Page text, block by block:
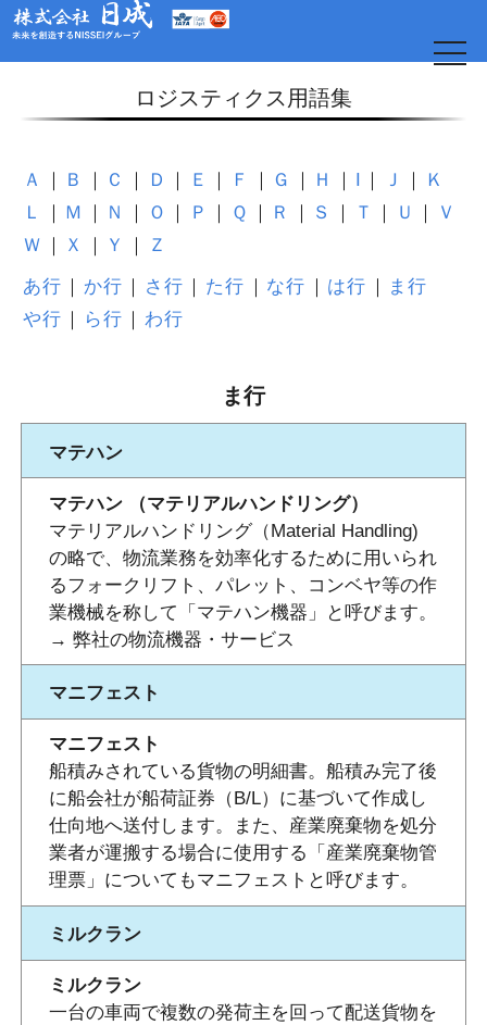
t
o
l
g
ロジスティクス用語集
Ａ Ｂ Ｃ Ｄ Ｅ Ｆ Ｇ Ｈ I Ｊ
Ｋ
Ｌ
Ｍ Ｎ Ｏ Ｐ Ｑ Ｒ Ｓ Ｔ Ｕ
Ｖ
Ｗ
Ｘ Ｙ Ｚ
あ行 か行 さ行 た行 な行 は行
ま行
や行
ら行 わ行
ま行
マテハン
マテハン （マテリアルハンドリング）
マテリアルハンドリング（Material Handling)
の略で、物流業務を効率化するために用いられ
るフォークリフト、パレット、コンベヤ等の作
業機械を称して「マテハン機器」と呼びます。
→ 弊社の物流機器・サービス
マニフェスト
マニフェスト
船積みされている貨物の明細書。船積み完了後
に船会社が船荷証券（B/L）に基づいて作成し
仕向地へ送付します。また、産業廃棄物を処分
業者が運搬する場合に使用する「産業廃棄物管
理票」についてもマニフェストと呼びます。
ミルクラン
ミルクラン
一台の車両で複数の発荷主を回って配送貨物を